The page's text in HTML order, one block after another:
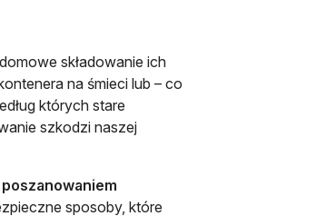
składowanie ich
na śmieci lub – co
których stare
szkodzi naszej
sposoby, które